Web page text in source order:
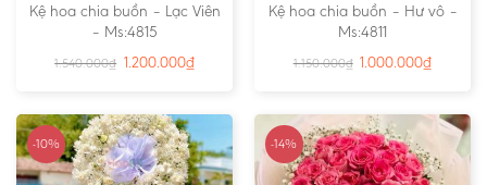
Kệ hoa chia buồn – Lạc Viên
– Ms:4815
1.540.000₫ 1.200.000₫
Kệ hoa chia buồn – Hư vô –
Ms:4811
1.150.000₫ 1.000.000₫
-10% -14%